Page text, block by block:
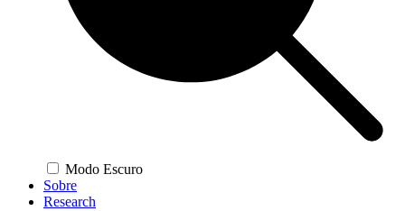
Modo Escuro
Sobre
Research